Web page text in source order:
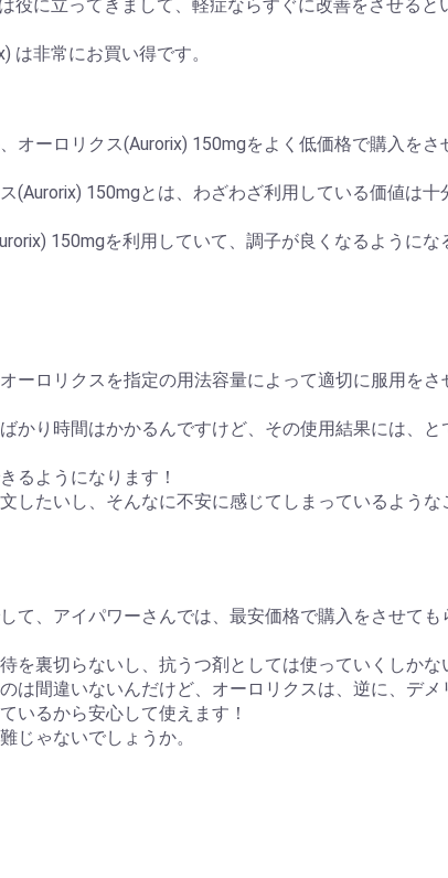
役に立ってきまして、軽症ならすぐに改善をさせると
は非常にお買い得です。
オーロリクス(Aurorix) 150mgをよく低価格で購入をさ
(Aurorix) 150mgとは、わざわざ利用している価値は十
150mgを利用していて、調子が良くなるようにな
ーロリクスを指定の用法容量によって適切に服用をさ
かり時間はかかるんですけど、その使用結果には、と
るようになります！
したいし、そんなに不安に感じてしまっているような
て、アイパワーさんでは、最安価格で購入をさせても
を裏切らないし、抗うつ剤としては使っていくしかな
は間違いないんだけど、オーロリクスは、逆に、デメ
いるから安心して使えます！
じゃないでしょうか。